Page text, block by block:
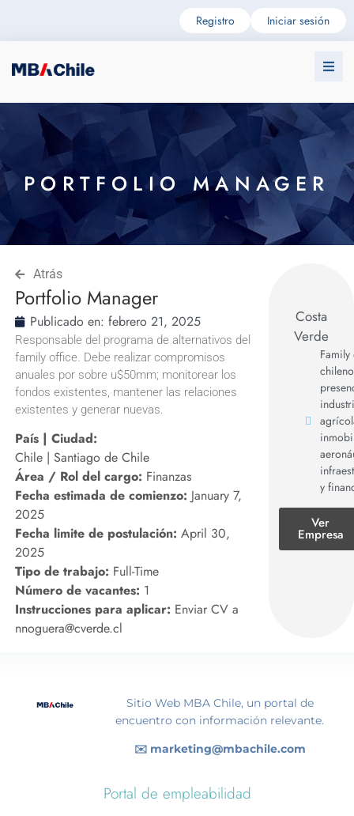
Registro Iniciar sesión
PORTFOLIO MANAGER
Atrás
Portfolio Manager
Publicado en: febrero 21, 2025
Responsable del programa de alternativos del
family office. Debe realizar compromisos
anuales por sobre u$50mm; monitorear los
fondos existentes, mantener las relaciones
existentes y generar nuevas.
País | Ciudad:
Chile | Santiago de Chile
Área / Rol del cargo: Finanzas
Fecha estimada de comienzo: January 7,
2025
Fecha limite de postulación: April 30,
2025
Tipo de trabajo: Full-Time
Número de vacantes: 1
Instrucciones para aplicar: Enviar CV a
nnoguera@cverde.cl
Costa
Verde
y
Ver
Empresa
Sitio Web MBA Chile, un portal de
encuentro con información relevante.
✉️ marketing@mbachile.com
Portal de empleabilidad